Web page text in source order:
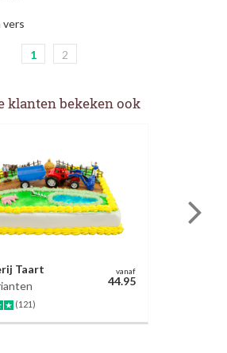
vers
1 2
klanten bekeken ook
Taart
(121)
vanaf
44.95